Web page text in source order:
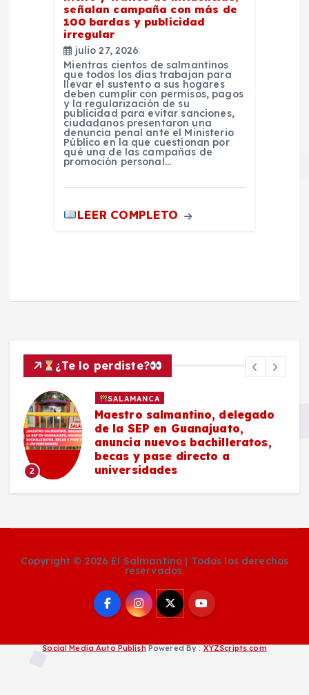
señalan campaña con más de
100 bardas y publicidad
irregular
julio 27, 2026
Mientras cientos de salmantinos
que todos los días trabajan para
llevar el sustento a sus hogares
deben cumplir con permisos, pagos
y la regularización de su
publicidad para evitar sanciones,
ciudadanos presentaron una
denuncia penal ante el Ministerio
Público en la que cuestionan por
qué una de las campañas de
promoción personal…
LEER COMPLETO
¿Te lo perdiste?
2
SALAMANCA
Maestro salmantino, delegado
de la SEP en Guanajuato,
anuncia nuevos bachilleratos,
becas y pase directo a
universidades
Copyright © 2026 El Salmantino | Todos los derechos
reservados.
Social Media Auto PublishPowered By :XYZScripts.com